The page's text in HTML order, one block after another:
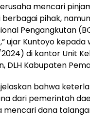
mencari
pihak,
Pengangkutan
ujar Kuntoyo
di kantor Unit
DLH Kabupaten
bahwa
dari pemerintah
mencari dana